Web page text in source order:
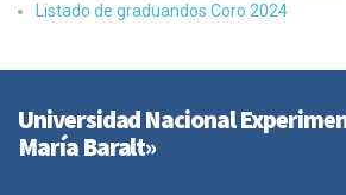
Listado de graduandos Coro 2024
Universidad Nacional
María Baralt»